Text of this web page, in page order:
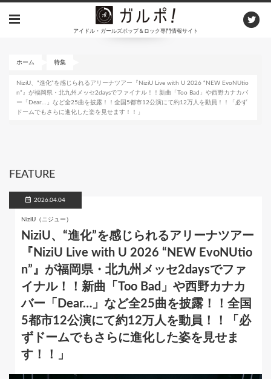
アイドル・ガールズポップ＆ロック専門情報サイト
ホーム 特集
NiziU、“進化”を感じられるアリーナツアー『NiziU Live with U 2026 “NEW EvoNUtio
n”』が福岡県・北九州メッセ2daysでファイナル！！新曲「Too Bad」や西野カナカバ
ー「Dear…」など全25曲を披露！！全国5都市12公演にて約12万人を動員！！「必ず
ドームでもさらに進化した姿を見せます！！」
FEATURE
2026.04.04
NiziU（ニジュー）
NiziU、“進化”を感じられるアリーナツアー
『NiziU Live with U 2026 “NEW EvoNUtio
n”』が福岡県・北九州メッセ2daysでファ
イナル！！新曲「Too Bad」や西野カナカ
バー「Dear…」など全25曲を披露！！全国
5都市12公演にて約12万人を動員！！「必
ずドームでもさらに進化した姿を見せま
す！！」